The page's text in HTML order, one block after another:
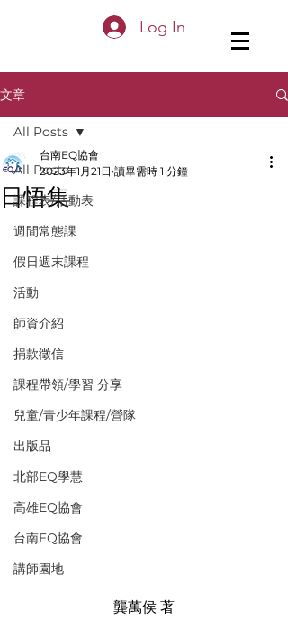
Log In
文章
All Posts
課程表/活動表
週間常態課
假日週末課程
活動
師資介紹
捐款徵信
課程帶領/學習 分享
兒童/青少年課程/營隊
出版品
北部EQ學慧
高雄EQ協會
台南EQ協會
講師園地
All Posts
日悟集
台南EQ協會
2023年1月21日 讀畢需時 1 分鐘
龔萬侯 著